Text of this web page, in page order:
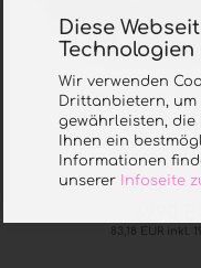
Diese
Technologien
Wir verwenden
Drittanbietern, um
gewährleisten, die
Ihnen ein
Informationen
unserer
Infoseite
Sandpapier-
83,18 EUR inkl.